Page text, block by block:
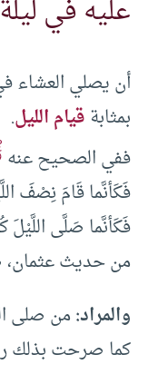
عليه في
أن يصلي العشاء
بمثابةقيام الليل.
ففي الصحيح عنه
فَكَأنَّما قَامَ نِصْفَ
فَكَأنَّما صَلَّى اللَّيْلَ
من حديث عثمان،
والمراد:من صلى
كما صرحت بذلك